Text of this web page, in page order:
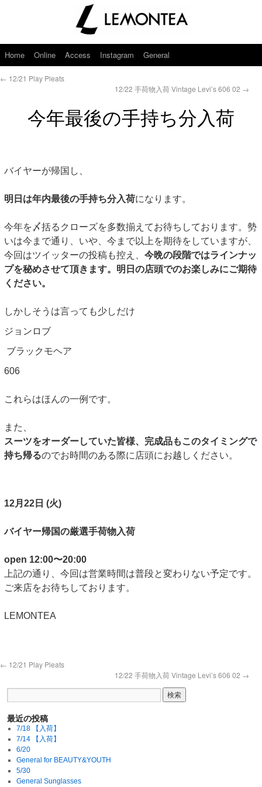
Home Online Access Instagram General
← 12/21 Play Pleats
12/22 手荷物入荷 Vintage Levi’s 606 02 →
今年最後の手持ち分入荷
バイヤーが帰国し、
明日は年内最後の手持ち分入荷になります。
今年を〆括るクローズを多数揃えてお待ちしております。勢
いは今まで通り、いや、今まで以上を期待をしていますが、
今回はツイッターの投稿も控え、 今晩の段階ではラインナッ
プを秘めさせて頂きます。明日の店頭でのお楽しみにご期待
ください。
しかしそうは言っても少しだけ
ジョンロブ
ブラックモヘア
606
これらはほんの一例です。
また、
スーツをオーダーしていた皆様、完成品もこのタイミングで
持ち帰るのでお時間のある際に店頭にお越しください。
12月22日 (火)
バイヤー帰国の厳選手荷物入荷
open 12:00〜20:00
上記の通り、今回は営業時間は普段と変わりない予定です。
ご来店をお待ちしております。
LEMONTEA
← 12/21 Play Pleats
12/22 手荷物入荷 Vintage Levi’s 606 02 →
最近の投稿
7/18 【入荷】
7/14 【入荷】
6/20
General for BEAUTY&YOUTH
5/30
General Sunglasses